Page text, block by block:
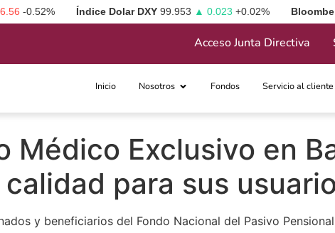
-0.52% Índice Dolar DXY 99.953 ▲ 0.023 +0.02%
Acceso Junta Directiva
Inicio Nosotros Fondos Servicio al cliente
Médico Exclusivo en
para sus
y beneficiarios del Fondo Nacional del Pasivo